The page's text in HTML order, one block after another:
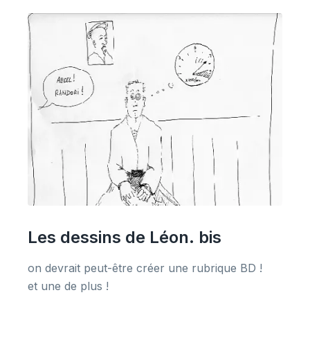
Les dessins de Léon. bis
on devrait peut-être créer une rubrique BD !
et une de plus !